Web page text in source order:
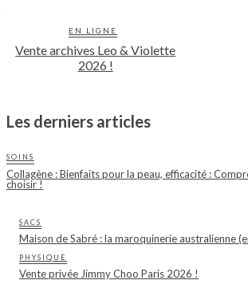
EN LIGNE
Vente archives Leo & Violette
2026 !
Les derniers articles
SOINS
Collagène : Bienfaits pour la peau, efficacité :
choisir !
SACS
Maison de Sabré : la maroquinerie australienne
PHYSIQUE
Vente privée Jimmy Choo Paris 2026 !